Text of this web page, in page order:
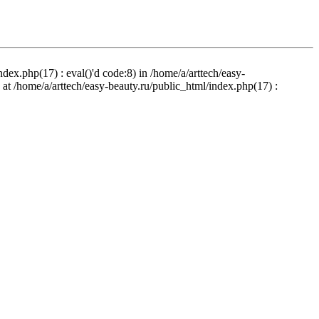
: eval()'d code:8) in /home/a/arttech/easy-
/home/a/arttech/easy-beauty.ru/public_html/index.php(17) :